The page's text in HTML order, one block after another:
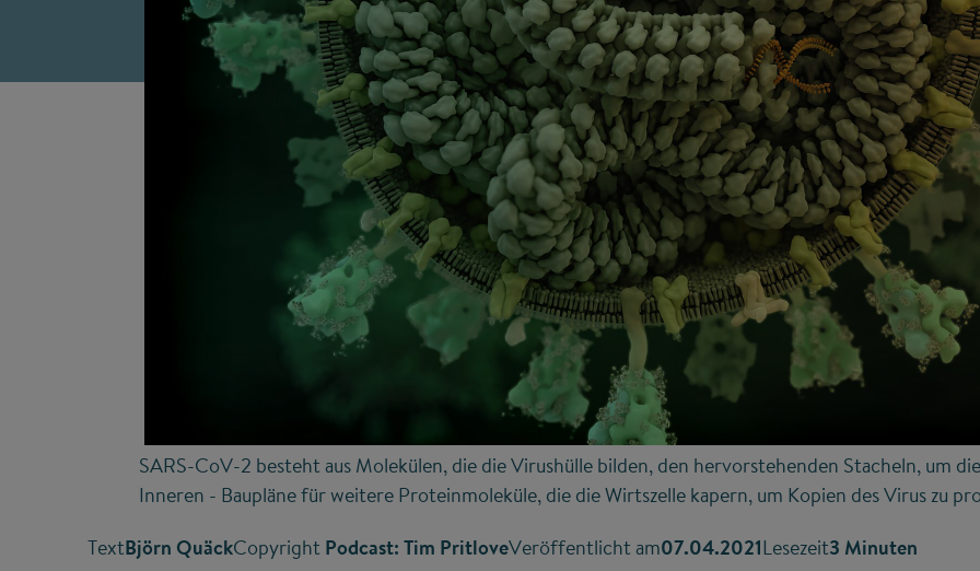
SARS-CoV-2 besteht aus Molekülen, die die Virushülle bilden, den hervorstehenden Stacheln, um
Inneren - Baupläne für weitere Proteinmoleküle, die die Wirtszelle kapern, um Kopien des Virus zu
TextBjörn QuäckCopyright Podcast: Tim PritloveVeröffentlicht am07.04.2021Lesezeit3 Minuten